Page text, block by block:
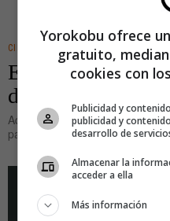
CINE/TV
El diablo ya no
de pánico
Aquel estreno de la película El
para muchos —entre las
Yorokobu ofrece
gratuito,
cookies con
Publicidad y
publicidad y
desarrollo de
Almacenar la
acceder a ella
Más información